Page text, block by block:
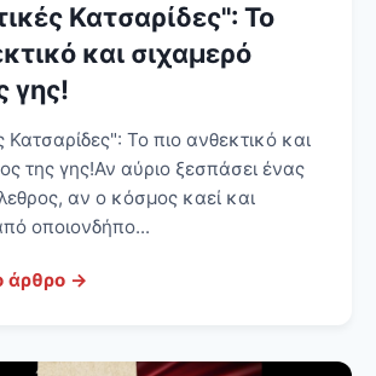
Κατσαρίδες": Το
και σιχαμερό
γης!
Κατσαρίδες": Το πιο ανθεκτικό και
της γης! Αν αύριο ξεσπάσει ένας
αν ο κόσμος καεί και
οποιονδήπο...
άρθρο →